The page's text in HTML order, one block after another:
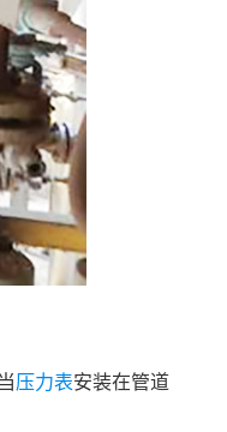
压力表安装在管道